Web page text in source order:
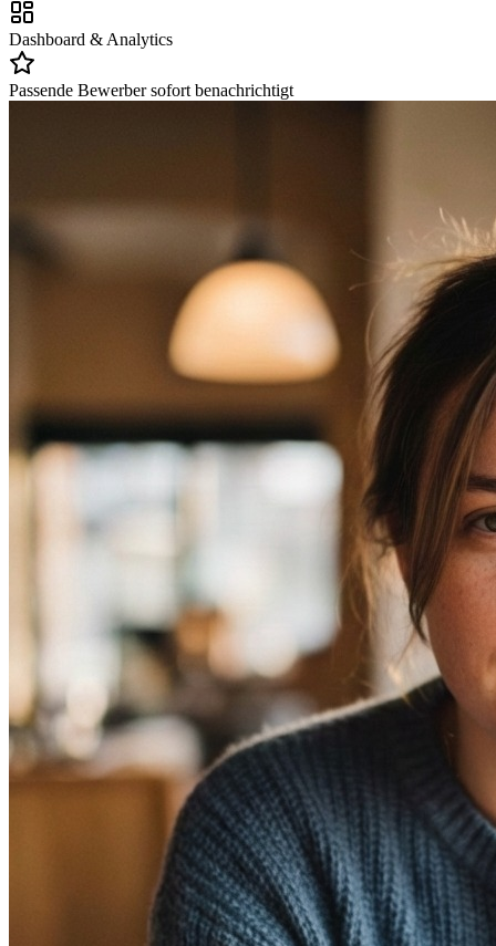
Dashboard & Analytics
Passende Bewerber sofort benachrichtigt